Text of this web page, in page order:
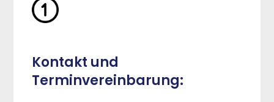
Kontakt und
Terminvereinbarung: